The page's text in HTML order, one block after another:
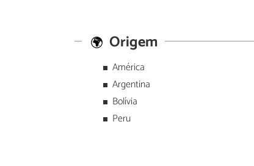
Origem
América
Argentina
Bolívia
Peru